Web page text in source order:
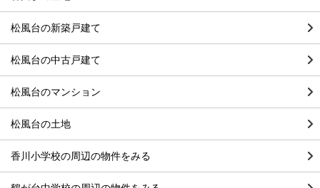
松風台の新築戸建て
松風台の中古戸建て
松風台のマンション
松風台の土地
香川小学校の周辺の物件をみる